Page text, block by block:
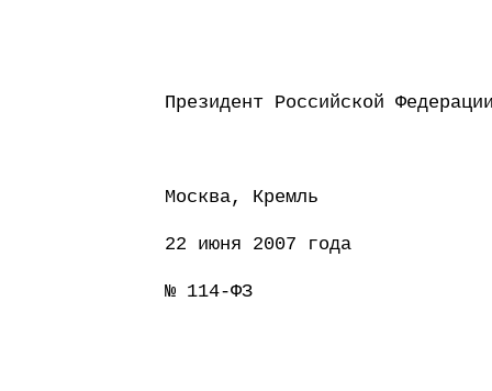
Президент
Москва, Кремль
22 июня 2007 года
№ 114-ФЗ